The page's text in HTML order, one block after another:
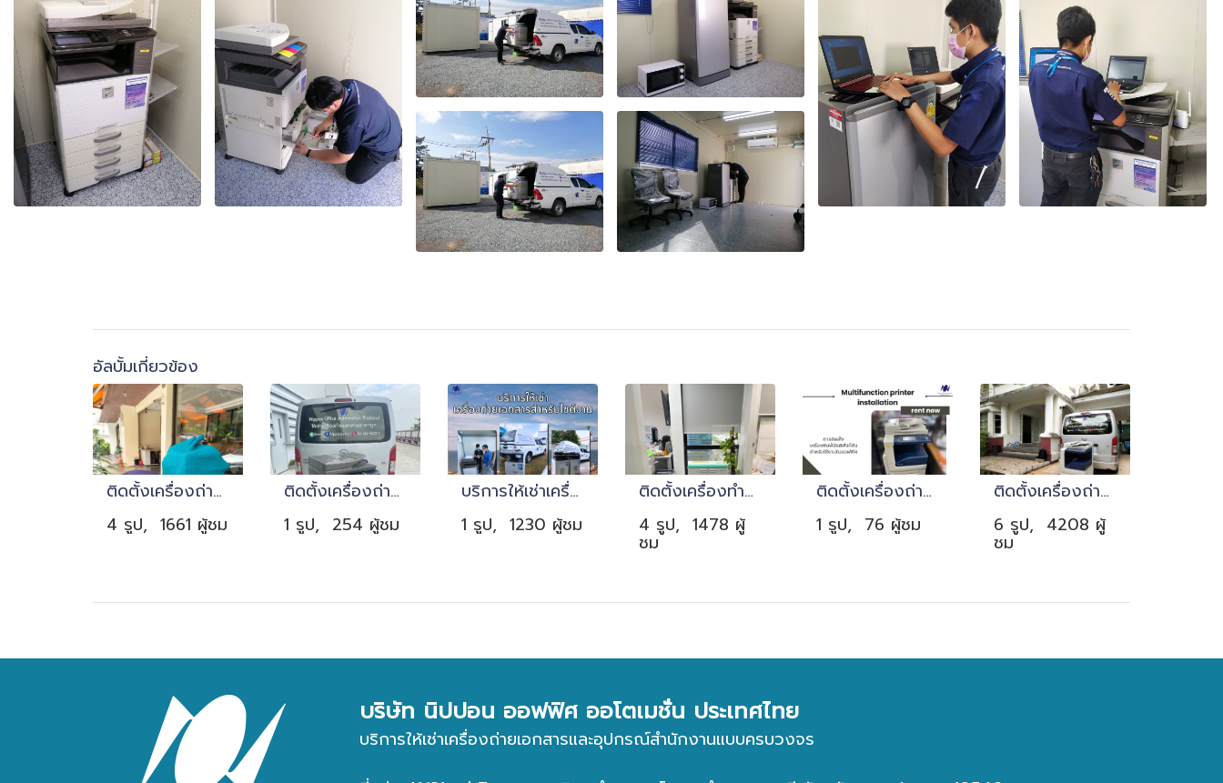
อัลบั้มเกี่ยวข้อง
ติดตั้งเครื่องถ่ายเอกสารบริษัทญี่ปุ่น เปิดใหม่แถวโซนสุขุมวิท
4 รูป, 1661 ผู้ชม
ติดตั้งเครื่องถ่ายเอกสารที่ปทุมธานี
1 รูป, 254 ผู้ชม
บริการให้เช่าเครื่องถ่ายเอกสารสำหรับไซต์งาน โซน กทม.-ปริมณฑล ระยอง ชลบุรี ฯลฯ
1 รูป, 1230 ผู้ชม
ติดตั้งเครื่องทำลายเอกสาร ย่านอโศก
4 รูป, 1478 ผู้
ชม
ติดตั้งเครื่องถ่ายเอกสาร
1 รูป, 76 ผู้ชม
ติดตั้งเครื่องถ่ายเอกสาร จังหวัดสมุทรปราการ
6 รูป, 4208 ผู้
ชม
บริษัท นิปปอน ออฟฟิศ ออโตเมชั่น ประเทศไทย
บริการให้เช่าเครื่องถ่ายเอกสารและอุปกรณ์สำนักงานแบบครบวงจร